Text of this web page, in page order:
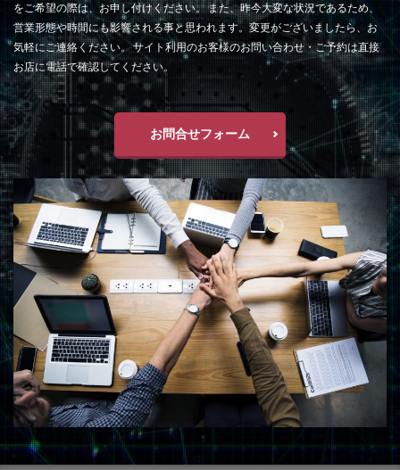
をご希望の際は、お申し付けください。 また、昨今大変な状況であるため、
営業形態や時間にも影響される事と思われます。変更がございましたら、お
気軽にご連絡ください。 サイト利用のお客様のお問い合わせ・ご予約は直接
お店に電話で確認してください。
お問合せフォーム